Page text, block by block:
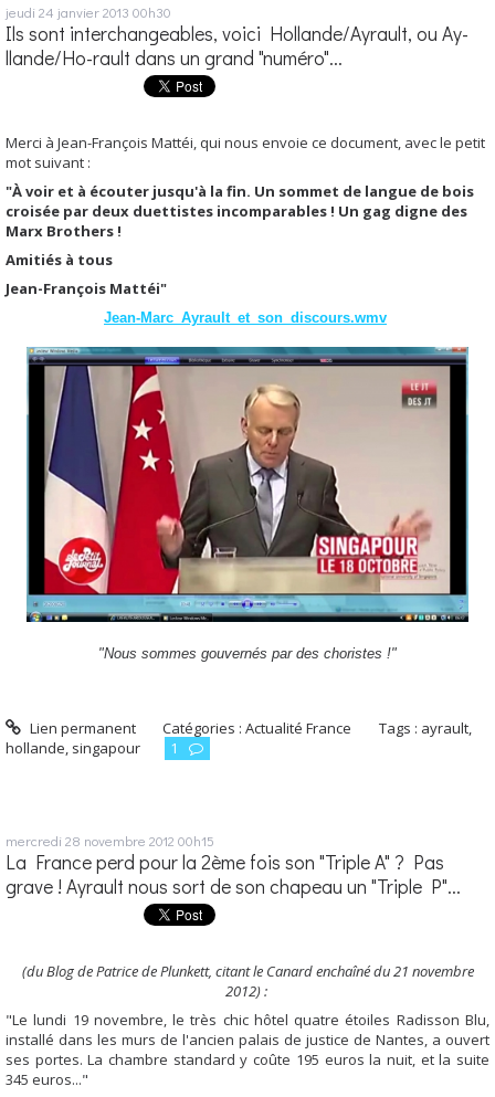
jeudi 24 janvier 2013 00h30
Ils sont interchangeables, voici Hollande/Ayrault, ou Ay-
llande/Ho-rault dans un grand "numéro"...
Merci à Jean-François Mattéi, qui nous envoie ce document, avec le petit
mot suivant :
"À voir et à écouter jusqu'à la fin. Un sommet de langue de bois
croisée par deux duettistes incomparables ! Un gag digne des
Marx Brothers !
Amitiés à tous
Jean-François Mattéi"
Jean-Marc_Ayrault_et_son_discours.wmv
"Nous sommes gouvernés par des choristes !"
Lien permanent Catégories :Actualité France Tags : ayrault,
hollande, singapour 1
mercredi 28 novembre 2012 00h15
La France perd pour la 2ème fois son "Triple A" ? Pas
grave ! Ayrault nous sort de son chapeau un "Triple P"...
(du Blog de Patrice de Plunkett, citant le Canard enchaîné du 21 novembre
2012) :
"Le lundi 19 novembre, le très chic hôtel quatre étoiles Radisson Blu,
installé dans les murs de l'ancien palais de justice de Nantes, a ouvert
ses portes. La chambre standard y coûte 195 euros la nuit, et la suite
345 euros..."